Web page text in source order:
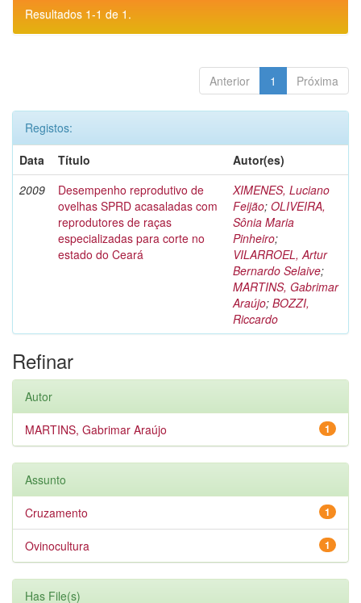
Resultados 1-1 de 1.
Anterior 1 Próxima
Registos:
Data
Título
Autor(es)
2009
Desempenho reprodutivo de
ovelhas SPRD acasaladas com
reprodutores de raças
especializadas para corte no
estado do Ceará
XIMENES, Luciano
Feijão; OLIVEIRA,
Sônia Maria
Pinheiro;
VILARROEL, Artur
Bernardo Selaive;
MARTINS, Gabrimar
Araújo; BOZZI,
Riccardo
Refinar
Autor
1
MARTINS, Gabrimar Araújo
Assunto
1
Cruzamento
1
Ovinocultura
Has File(s)